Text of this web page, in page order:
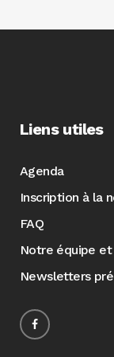
Liens utiles
Agenda
Inscription à la
FAQ
Notre équipe
Newsletters